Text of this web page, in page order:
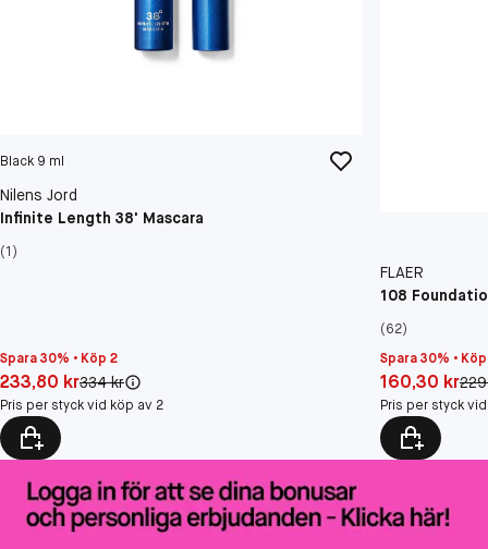
Black 9 ml
Nilens Jord
Infinite Length 38' Mascara
(1)
Spara 30% • Köp 2
Pris: 233,80 kr
233,80 krOriginal pris:
334 kr
Pris per styck vid köp av 2
FLAER
108
(62)
Spara 30% •
Pris: 160,30 kr
160,30 kr
Pris per styck